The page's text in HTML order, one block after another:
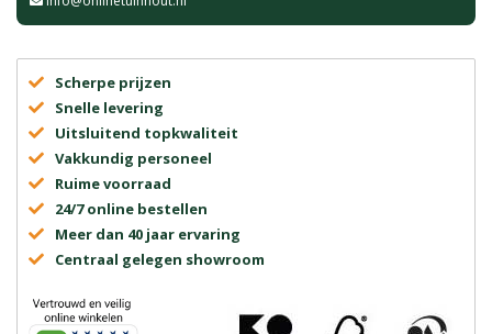
Scherpe prijzen
Snelle levering
Uitsluitend topkwaliteit
Vakkundig personeel
Ruime voorraad
24/7 online bestellen
Meer dan 40 jaar ervaring
Centraal gelegen showroom